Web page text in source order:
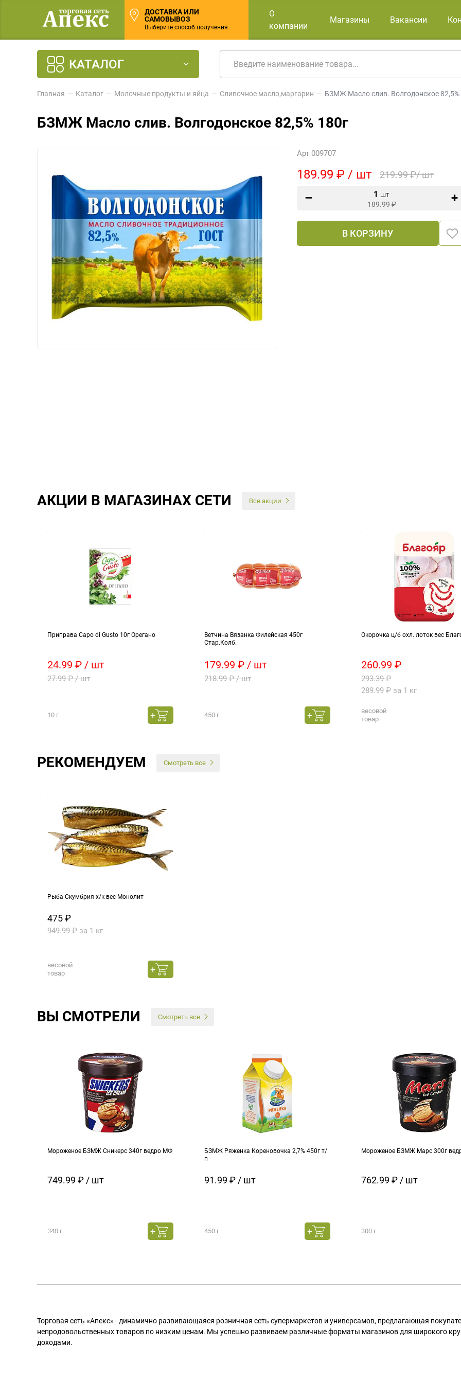
ДОСТАВКА ИЛИ
САМОВЫВОЗ
Выберите способ получения
О
компании
Магазины Вакансии
КАТАЛОГ
Главная Каталог Молочные продукты и яйца Сливочное масло,маргарин БЗМЖ Масло слив. Волгодонское 82,5%
БЗМЖ Масло слив. Волгодонское 82,5% 180г
Арт 009707
189.99 ₽ / шт 219.99 ₽/ шт
1 шт
189.99 ₽
В КОРЗИНУ
АКЦИИ В МАГАЗИНАХ СЕТИ Все акции
Приправа Capo di Gusto 10г Орегано
24.99 ₽ / шт
27.99 ₽ / шт
10 г
Ветчина Вязанка Филейская 450г
Стар.Колб.
179.99 ₽ / шт
218.99 ₽ / шт
450 г
Окорочка ц/б охл. лоток вес
260.99 ₽
293.39 ₽
289.99 ₽ за 1 кг
весовой
товар
РЕКОМЕНДУЕМ Смотреть все
Рыба Скумбрия х/к вес Монолит
475 ₽
949.99 ₽ за 1 кг
весовой
товар
ВЫ СМОТРЕЛИ Смотреть все
Мороженое БЗМЖ Сникерс 340г ведро МФ
749.99 ₽ / шт
340 г
БЗМЖ Ряженка Кореновочка 2,7% 450г т/
п
91.99 ₽ / шт
450 г
Мороженое БЗМЖ Марс 300г
762.99 ₽ / шт
300 г
Торговая сеть «Апекс» - динамично развивающаяся розничная сеть супермаркетов и универсамов, предлагающая
непродовольственных товаров по низким ценам. Мы успешно развиваем различные форматы магазинов для широкого
доходами.